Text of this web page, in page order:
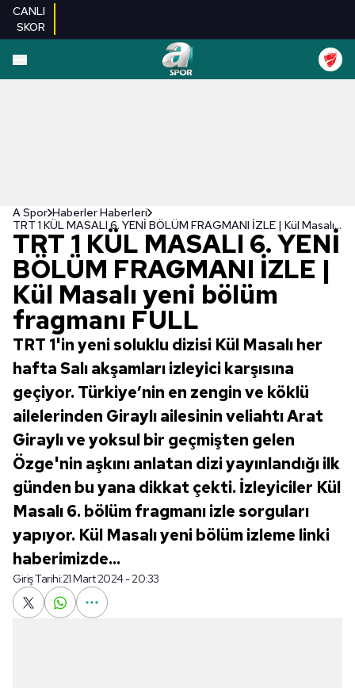
CANLI
SKOR
A Spor Haberler Haberleri
TRT 1 KÜL MASALI 6. YENİ BÖLÜM FRAGMANI İZLE | Kül Masalı yeni bölüm fragmanı FULL
TRT 1 KÜL MASALI 6. YENİ
BÖLÜM FRAGMANI İZLE |
Kül Masalı yeni bölüm
fragmanı FULL
TRT 1'in yeni soluklu dizisi Kül Masalı her
hafta Salı akşamları izleyici karşısına
geçiyor. Türkiye’nin en zengin ve köklü
ailelerinden Giraylı ailesinin veliahtı Arat
Giraylı ve yoksul bir geçmişten gelen
Özge'nin aşkını anlatan dizi yayınlandığı ilk
günden bu yana dikkat çekti. İzleyiciler Kül
Masalı 6. bölüm fragmanı izle sorguları
yapıyor. Kül Masalı yeni bölüm izleme linki
haberimizde...
Giriş Tarihi:21 Mart 2024 - 20:33